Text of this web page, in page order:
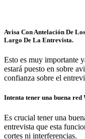
Avisa Con Antelación De
Largo De La Entrevista.
Esto es muy importante
estará puesto en sobre
confianza sobre el
Intenta tener una buena red
Es crucial tener una
entrevista que esta
cortes ni interferencias.